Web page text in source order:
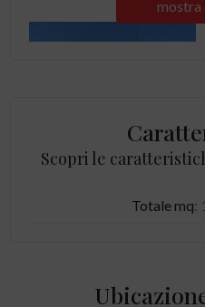
mostra
Scopri le
Totale mq: